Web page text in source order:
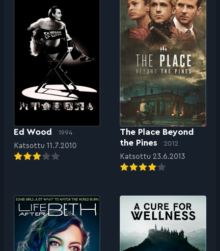
Ed Wood 1994
Katsottu 11.7.2010
The Place Beyond
the Pines
2012
Katsottu 23.6.2013